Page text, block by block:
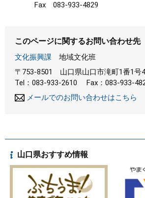
Fax 083-933-4829
このページに関するお問い合わせ先
文化振興課
地域文化班
〒753-8501
山口県山口市滝町1番1号
Tel：083-933-2610
Fax：083-933-
メールでのお問い合わせはこちら
山口県おすすめ情報